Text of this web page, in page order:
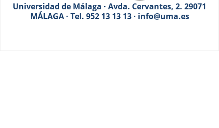
Universidad de Málaga · Avda. Cervantes, 2. 29071
MÁLAGA · Tel. 952 13 13 13 · info@uma.es